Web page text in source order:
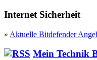
Internet Sicherheit
» Aktuelle Bitdefender
Mein Technik